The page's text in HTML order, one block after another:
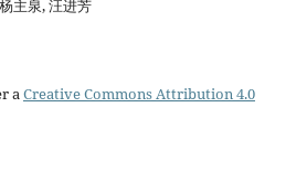
主泉, 汪进芳
aCreative Commons Attribution 4.0